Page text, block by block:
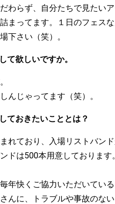
わらず、自分たちで見たい
まってます。１日のフェス
下さい（笑）。
欲しいですか。
んじゃってます（笑）。
ておきたいこととは？
れており、入場リストバン
ドは500本用意しておりま
年快くご協力いただいてい
んに、トラブルや事故のな